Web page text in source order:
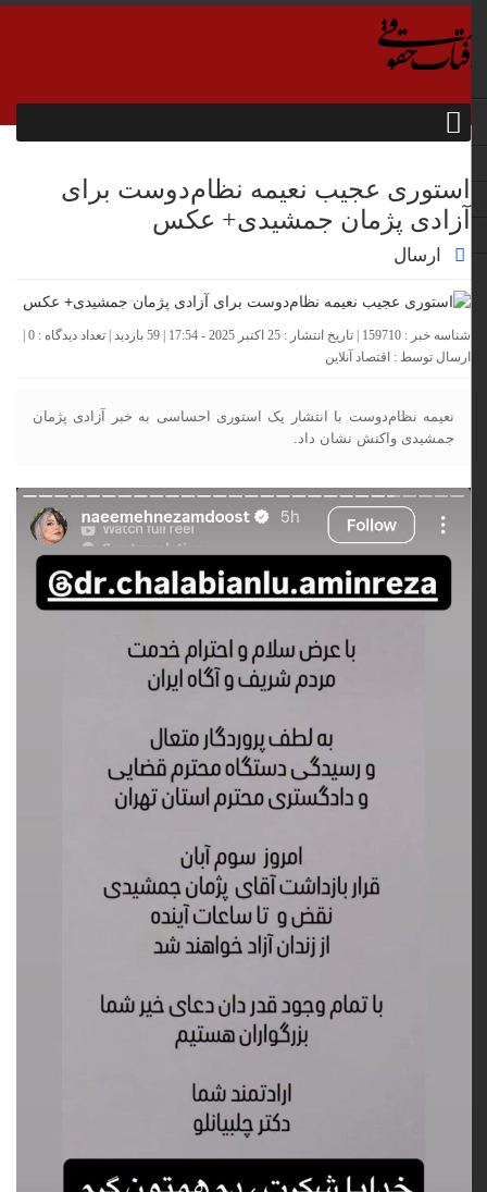
استوری عجیب نعیمه نظام‌دوست برای
آزادی پژمان جمشیدی+ عکس
ارسال
شناسه خبر : 159710 | تاریخ انتشار : 25 اکتبر 2025 - 17:54 | 59 بازدید | تعداد دیدگاه : 0
|
ارسال توسط :اقتصاد آنلاین
نعیمه نظام‌دوست با انتشار یک استوری احساسی به خبر آزادی پژمان
جمشیدی واکنش نشان داد.